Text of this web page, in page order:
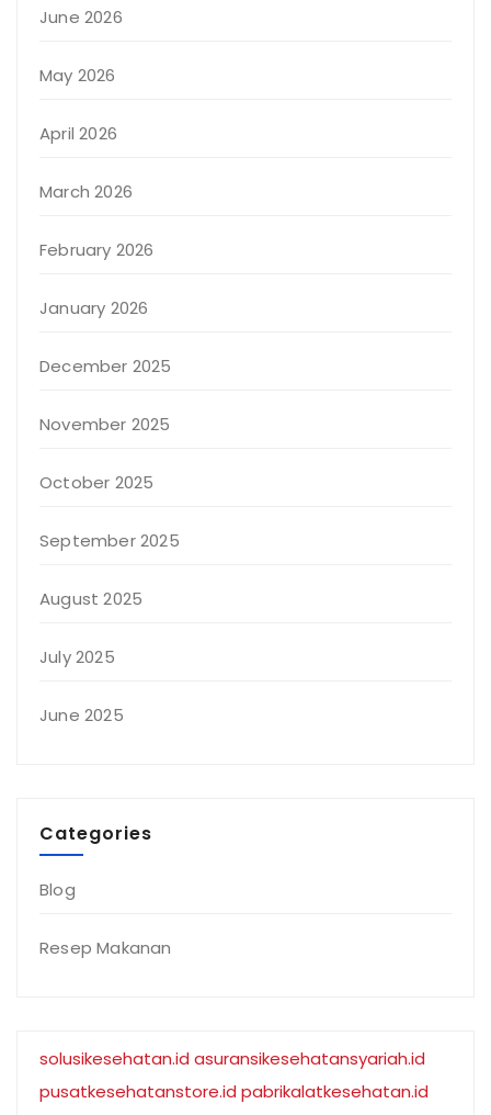
June 2026
May 2026
April 2026
March 2026
February 2026
January 2026
December 2025
November 2025
October 2025
September 2025
August 2025
July 2025
June 2025
Categories
Blog
Resep Makanan
solusikesehatan.id asuransikesehatansyariah.id
pusatkesehatanstore.id pabrikalatkesehatan.id